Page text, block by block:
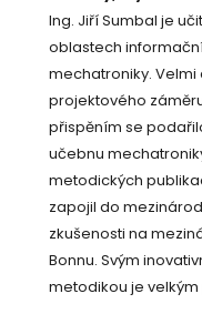
Ing. Jiří Sumbal je
oblastech
mechatroniky.
projektového
přispěním se
učebnu
metodických
zapojil do
zkušenosti na
Bonnu. Svým
metodikou je